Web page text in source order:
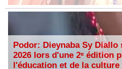
Podor: Dieynaba Sy Diallo
2026 lors d'une 2ᵉ édition
l'éducation et de la culture